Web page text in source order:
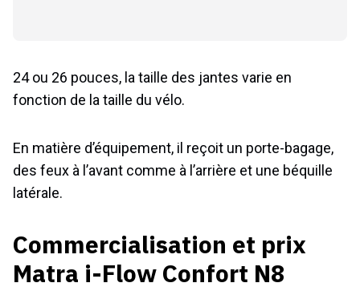
24 ou 26 pouces, la taille des jantes varie en
fonction de la taille du vélo.
En matière d’équipement, il reçoit un porte-bagage,
des feux à l’avant comme à l’arrière et une béquille
latérale.
Commercialisation et prix
Matra i-Flow Confort N8